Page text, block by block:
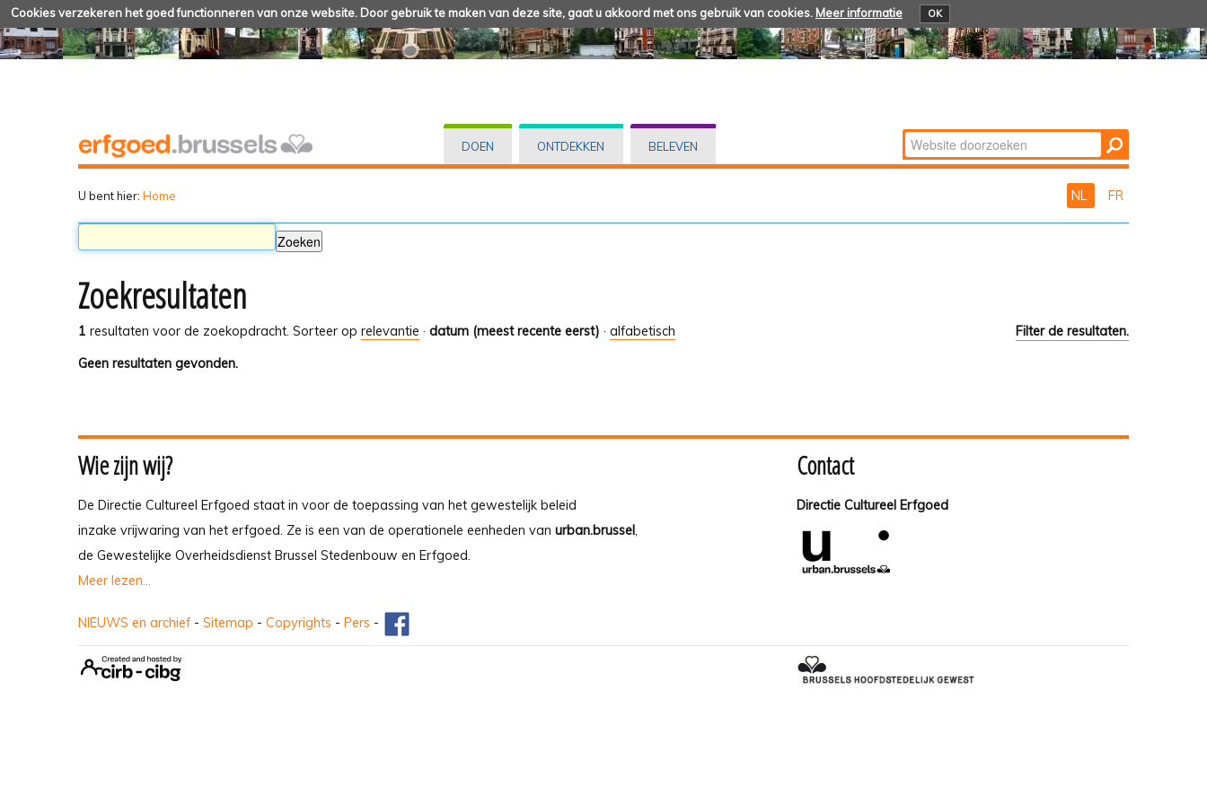
Cookies verzekeren het goed functionneren van onze website. Door gebruik te maken van deze site, gaat u akkoord met ons gebruik van cookies. Meer informatie OK
DOEN ONTDEKKEN BELEVEN Zoek
Geavanceerd
U bent hier: Home NL FR
Zoekresultaten
1 resultaten voor de zoekopdracht. Filter de resultaten.
Sorteer op relevantie · datum (meest recente eerst) · alfabetisch
Geen resultaten gevonden.
Wie zijn wij?
De Directie Cultureel Erfgoed staat in voor de toepassing van het gewestelijk beleid
inzake vrijwaring van het erfgoed. Ze is een van de operationele eenheden van urban.brussel,
de Gewestelijke Overheidsdienst Brussel Stedenbouw en Erfgoed.
Meer lezen...
Contact
Directie Cultureel Erfgoed
NIEUWS en archief - Sitemap - Copyrights - Pers -